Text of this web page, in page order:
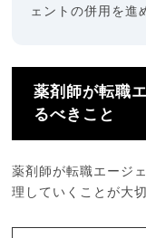
ェントの併用を進
薬剤師が転職
るべきこと
薬剤師が転職エージ
理していくことが大切